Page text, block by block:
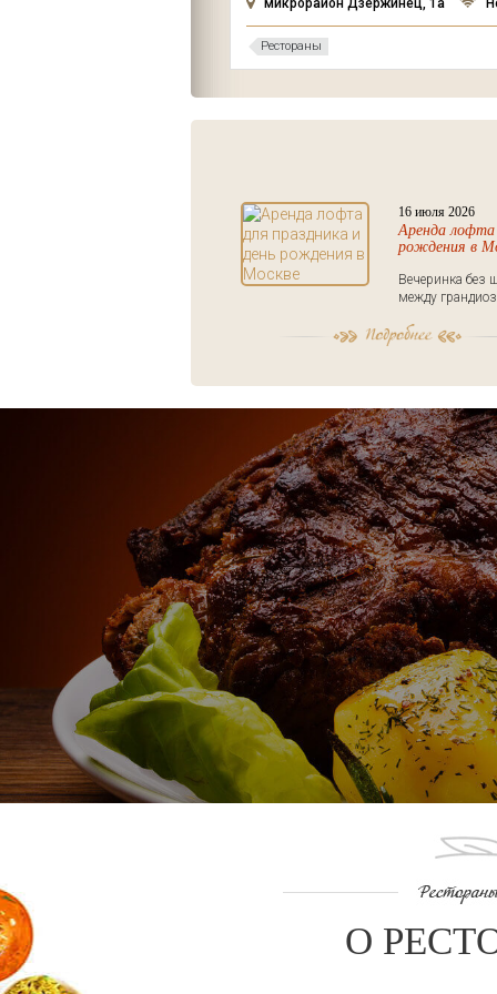
микрорайон Дзержинец, 1а
Рестораны
16 июля 2026
Аренда лофта
рождения в
Вечеринка без
между
О